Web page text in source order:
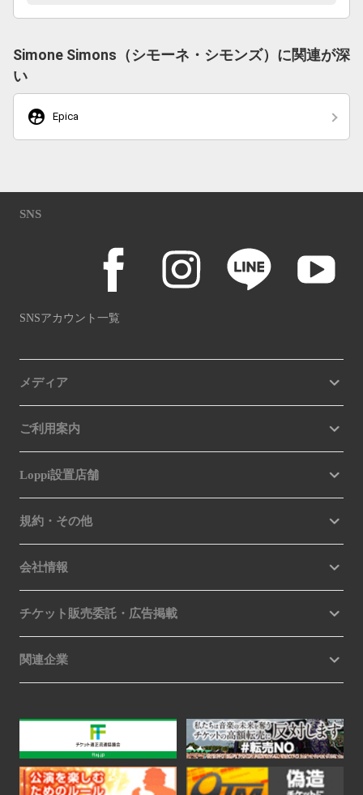
Simone Simons（シモーネ・シモンズ）に関連が深
い
supervised_user_circle Epica
SNS
SNSアカウント一覧
メディア
ご利用案内
Loppi設置店舗
規約・その他
会社情報
チケット販売委託・広告掲載
関連企業